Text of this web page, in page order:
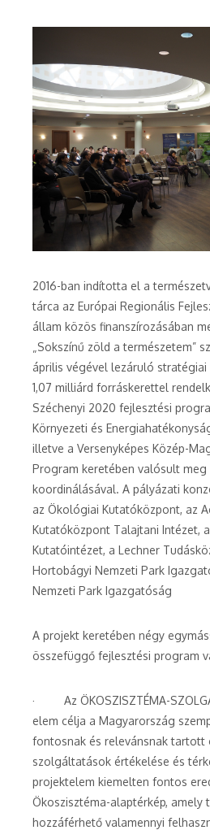
2016-ban indította el a
tárca az Európai Regionális
állam közös finanszírozásában
„Sokszínű zöld a természetem”
április végével lezáruló
1,07 milliárd forráskerettel
Széchenyi 2020 fejlesztési
Környezeti és
illetve a Versenyképes Közép-
Program keretében valósult meg
koordinálásával. A pályázati
az Ökológiai Kutatóközpont, az
Kutatóközpont Talajtani Intézet,
Kutatóintézet, a Lechner
Hortobágyi Nemzeti Park
Nemzeti Park Igazgatóság
A projekt keretében négy
összefüggő fejlesztési program
· Az ÖKOSZISZTÉMA-
elem célja a Magyarország
fontosnak és relevánsnak tartott
szolgáltatások értékelése és
projektelem kiemelten fontos
Ökoszisztéma-alaptérkép, amely
hozzáférhető valamennyi